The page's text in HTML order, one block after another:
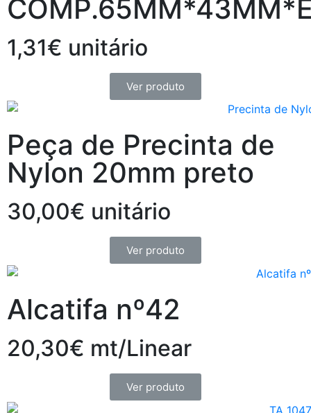
1,31€ unitário
Ver produto
Peça de Precinta de
Nylon 20mm preto
30,00€ unitário
Ver produto
Alcatifa nº42
20,30€ mt/Linear
Ver produto